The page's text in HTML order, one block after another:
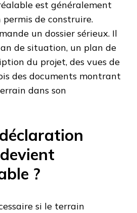
est généralement
permis de construire.
un dossier sérieux. Il
de situation, un plan de
du projet, des vues de
des documents montrant
dans son
?
si le terrain